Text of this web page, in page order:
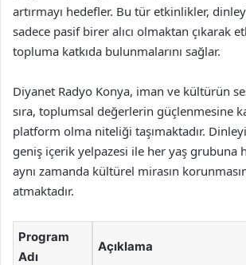
artırmayı hedefler. Bu tür etkinlikler,
sadece pasif birer alıcı olmaktan çıkarak
topluma katkıda bulunmalarını sağlar.
Diyanet Radyo Konya, iman ve kültürün
sıra, toplumsal değerlerin güçlenmesine
platform olma niteliği taşımaktadır.
geniş içerik yelpazesi ile her yaş grubuna
aynı zamanda kültürel mirasın
atmaktadır.
Program
Adı
Açıklama